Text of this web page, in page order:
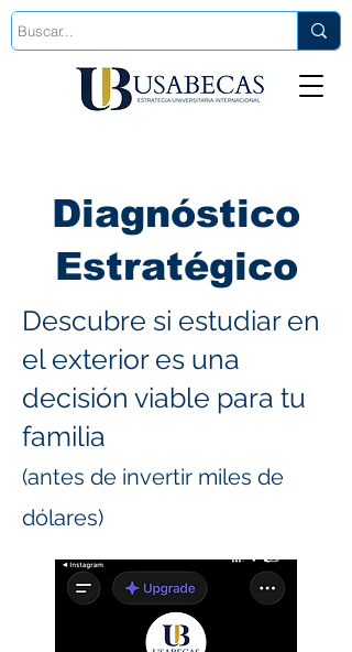
Diagnóstico
Estratégico
Descubre si estudiar en
el exterior es una
decisión viable para tu
familia
(antes de invertir miles de
dólares)